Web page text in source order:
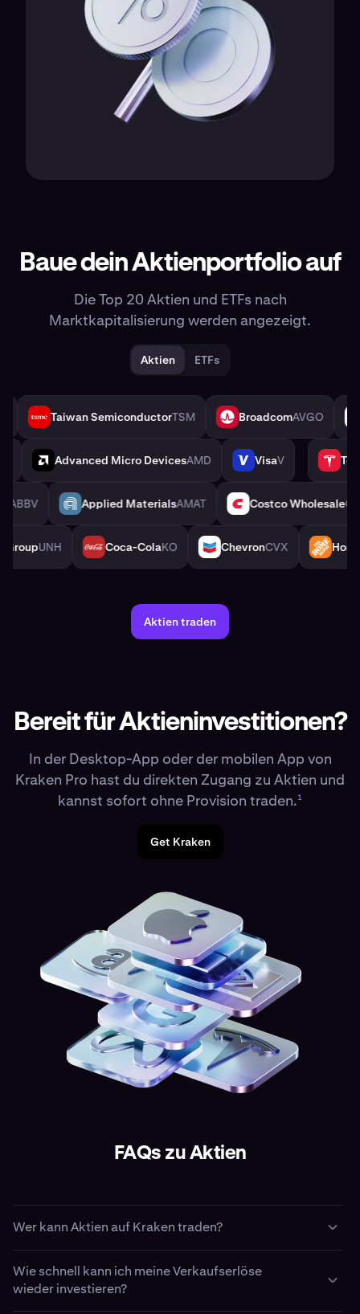
Baue dein Aktienportfolio auf
Die Top 20 Aktien und ETFs nach
Marktkapitalisierung werden angezeigt.
Aktien ETFs
AMZN TSM Taiwan Semiconductor TSM AVGO Broadcom
TSLA
AMD Advanced Micro DevicesAMD V Visa
AbbVie ABBV AMAT Applied Materials AMAT COST Costco
Group UNH KO Coca-ColaKO CVX Chevron CVX
Core MSCI EAFE ETFIEFA Vanguard Morningstar
ETFRSP ITOT iShares Core S&P Total U.S. Stock Market ETF
VanEck Semiconductor ETFSMH VEU Vanguard FTSE All-
Aktien traden
Bereit für Aktieninvestitionen?
In der Desktop-App oder der mobilen App von
Kraken Pro hast du direkten Zugang zu Aktien und
kannst sofort ohne Provision traden.1
Get Kraken
FAQs zu Aktien
Wer kann Aktien auf Kraken traden?
Bundesstaaten Aktien traden. Genauere Informationen
erhältst du in unserem Support-Artikel
Wie schnell kann ich meine Verkaufserlöse
wieder investieren?